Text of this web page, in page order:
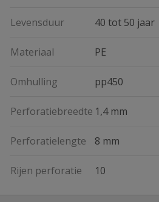
Levensduur 40 tot 50 jaar
Materiaal PE
Omhulling pp450
Perforatiebreedte 1,4 mm
Perforatielengte 8 mm
Rijen perforatie 10